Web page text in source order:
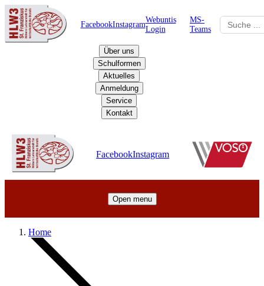
FacebookInstagram
Webuntis
Login
MS-
Teams
Über uns
Schulformen
Aktuelles
Anmeldung
Service
Kontakt
FacebookInstagram
Open menu
Home